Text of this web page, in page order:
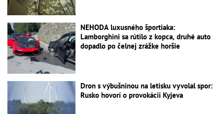
NEHODA luxusného športiaka:
Lamborghini sa rútilo z kopca, druhé auto
dopadlo po čelnej zrážke horšie
Dron s výbušninou na letisku vyvolal spor:
Rusko hovorí o provokácii Kyjeva